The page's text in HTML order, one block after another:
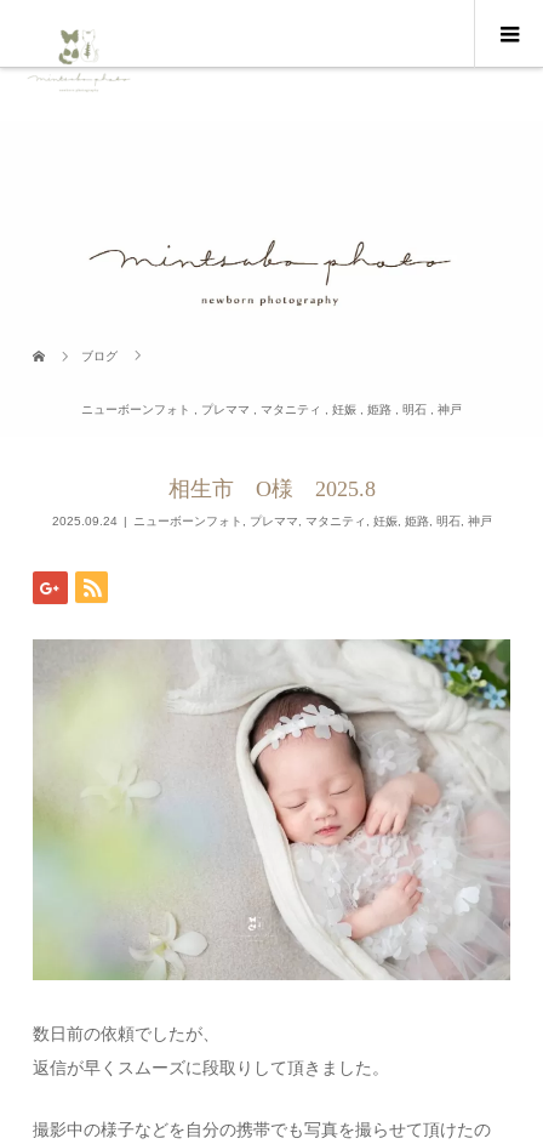
ブログ
ニューボーンフォト プレママ ,マタニティ ,妊娠 ,姫路 ,明石 ,神戸
相生市 O様 2025.8
2025.09.24 ニューボーンフォト プレママ マタニティ 妊娠, 姫路, 明石, 神戸
数日前の依頼でしたが、
返信が早くスムーズに段取りして頂きました。
撮影中の様子などを自分の携帯でも写真を撮らせて頂けたの